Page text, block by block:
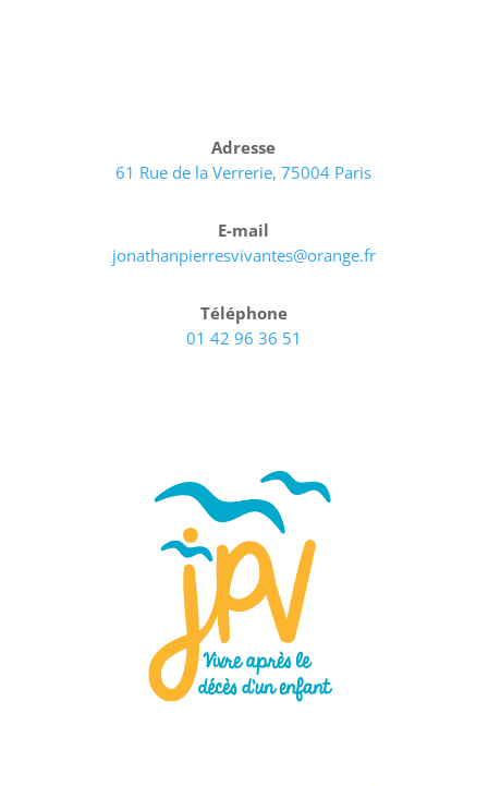
Adresse
61 Rue de la Verrerie, 75004 Paris
E-mail
jonathanpierresvivantes@orange.fr
Téléphone
01 42 96 36 51